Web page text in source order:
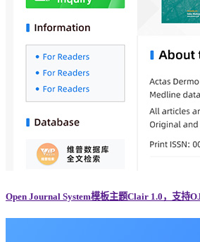
Open Journal System模板主题Clair 1.0，支持